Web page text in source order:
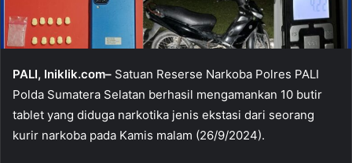
PALI, Iniklik.com– Satuan Reserse Narkoba Polres PALI
Polda Sumatera Selatan berhasil mengamankan 10 butir
tablet yang diduga narkotika jenis ekstasi dari seorang
kurir narkoba pada Kamis malam (26/9/2024).